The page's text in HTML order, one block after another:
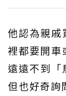
他認為親戚
裡都要開車
遠遠不到「
但也好奇詢